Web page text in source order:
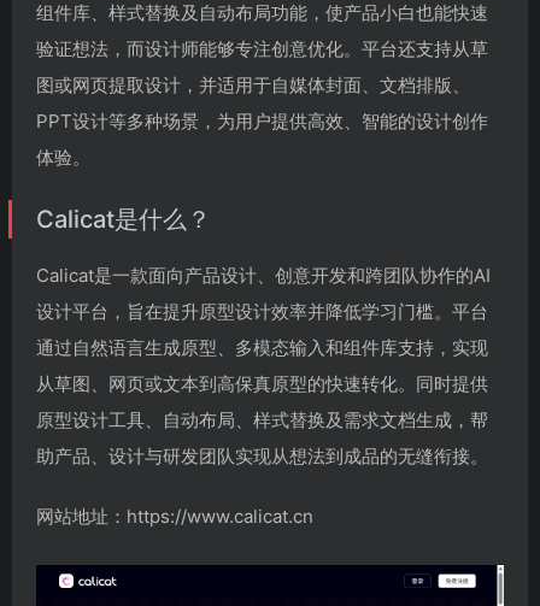
组件库、样式替换及自动布局功能，使产品小白也能快速
验证想法，而设计师能够专注创意优化。平台还支持从草
图或网页提取设计，并适用于自媒体封面、文档排版、
PPT设计等多种场景，为用户提供高效、智能的设计创作
体验。
Calicat是什么？
Calicat是一款面向产品设计、创意开发和跨团队协作的AI
设计平台，旨在提升原型设计效率并降低学习门槛。平台
通过自然语言生成原型、多模态输入和组件库支持，实现
从草图、网页或文本到高保真原型的快速转化。同时提供
原型设计工具、自动布局、样式替换及需求文档生成，帮
助产品、设计与研发团队实现从想法到成品的无缝衔接。
网站地址：https://www.calicat.cn